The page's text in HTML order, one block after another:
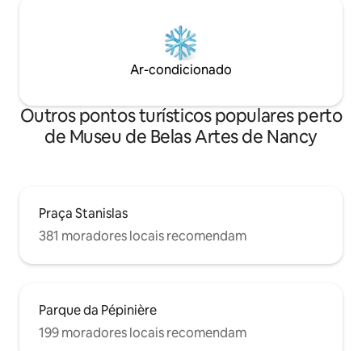
Ar-condicionado
Outros pontos turísticos populares perto
de Museu de Belas Artes de Nancy
Praça Stanislas
381 moradores locais recomendam
Parque da Pépinière
199 moradores locais recomendam